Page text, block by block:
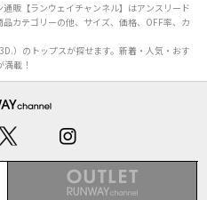
販【ランウェイチャンネル】はアンスリード
品カテゴリーの他、サイズ、価格、OFF率、カ
）のトップスが探せます。新着・人気・おす
載！